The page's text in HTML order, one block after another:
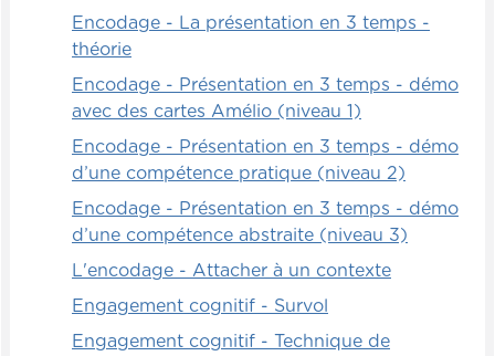
Encodage - La présentation en 3 temps -
théorie
Encodage - Présentation en 3 temps - démo
avec des cartes Amélio (niveau 1)
Encodage - Présentation en 3 temps - démo
d’une compétence pratique (niveau 2)
Encodage - Présentation en 3 temps - démo
d’une compétence abstraite (niveau 3)
L'encodage - Attacher à un contexte
Engagement cognitif - Survol
Engagement cognitif - Technique de